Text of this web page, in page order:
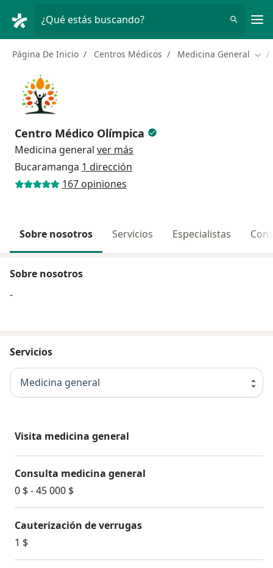
¿Qué estás buscando?
Página De Inicio Centros Médicos Medicina General
Centro Médico Olímpica
Medicina general ver más
Bucaramanga 1 dirección
167 opiniones
Sobre nosotros Servicios Especialistas
Sobre nosotros
-
Servicios
Medicina general
Visita medicina general
Consulta medicina general
0 $ - 45 000 $
Cauterización de verrugas
1 $